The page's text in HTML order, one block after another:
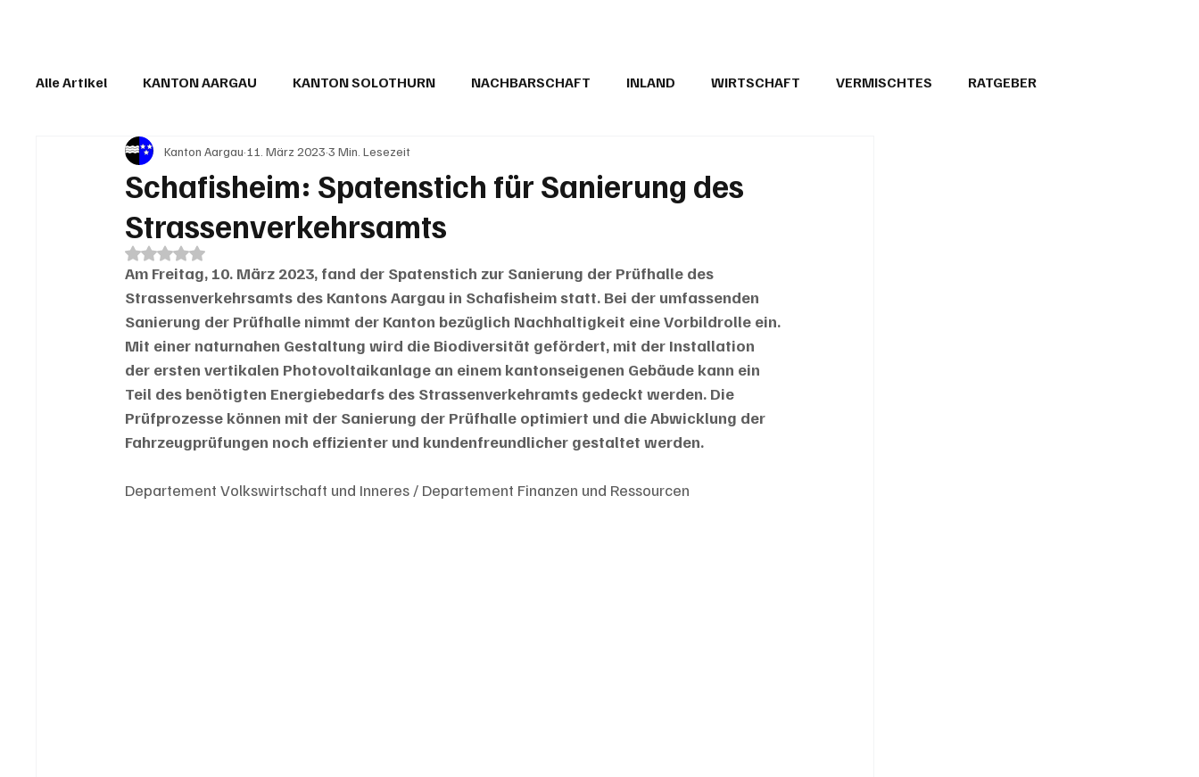
Alle Artikel KANTON AARGAU KANTON SOLOTHURN NACHBARSCHAFT INLAND WIRTSCHAFT VERMISCHTES RATGEBER
IN EIGENER SACHE KOMMENTARE LESERBRIEFE
Schafisheim: Spatenstich für Sanierung des
Strassenverkehrsamts
Kanton Aargau 11. März 2023 3 Min. Lesezeit
Mit NaN von 5 Sternen bewertet.
Am Freitag, 10. März 2023, fand der Spatenstich zur Sanierung der Prüfhalle des
Strassenverkehrsamts des Kantons Aargau in Schafisheim statt. Bei der umfassenden
Sanierung der Prüfhalle nimmt der Kanton bezüglich Nachhaltigkeit eine Vorbildrolle ein.
Mit einer naturnahen Gestaltung wird die Biodiversität gefördert, mit der Installation
der ersten vertikalen Photovoltaikanlage an einem kantonseigenen Gebäude kann ein
Teil des benötigten Energiebedarfs des Strassenverkehramts gedeckt werden. Die
Prüfprozesse können mit der Sanierung der Prüfhalle optimiert und die Abwicklung der
Fahrzeugprüfungen noch effizienter und kundenfreundlicher gestaltet werden.
Departement Volkswirtschaft und Inneres / Departement Finanzen und Ressourcen